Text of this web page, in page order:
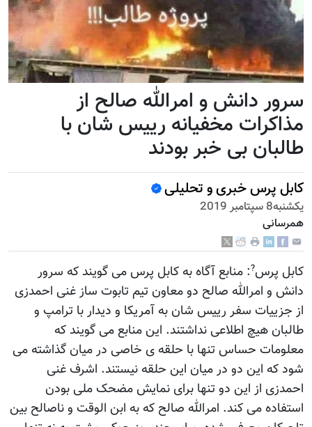
سرور دانش و امرالله صالح از
مذاکرات مخفیانه رییس شان با
طالبان بی خبر بودند
کابل پرس خبری و تحلیلی
يكشنبه8 سپتامبر 2019
همرسانی
کابل پرس?: منابع آگاه به کابل پرس می گویند که سرور
دانش و امرالله صالح دو معاون تیم تابوت ساز غنی احمدزی
از جزییات سفر رییس شان به آمریکا و دیدار با ترامپ و
طالبان هیچ اطلاعی نداشتند. این منابع می گویند که
معلومات حساس تنها با حلقه ی خاصی در میان گذاشته می
شود که این دو در میان این حلقه نیستند. اشرف غنی
احمدزی از این دو تنها برای نمایش مضحک ملی بودن
استفاده می کند. امرالله صالح که به ابن الوقت و ناصالح بین